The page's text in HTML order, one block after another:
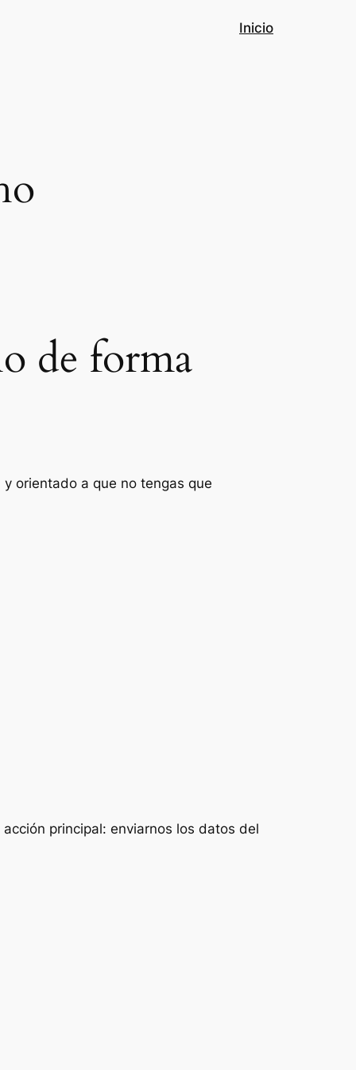
Inicio
de forma
orientado a que no tengas que
principal: enviarnos los datos del